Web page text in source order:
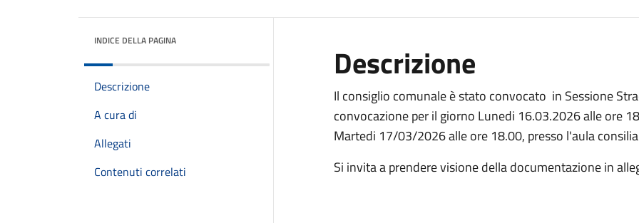
INDICE DELLA PAGINA
Descrizione
A cura di
Allegati
Contenuti correlati
Descrizione
Il consiglio comunale è stato convocato in Sessione
convocazione per il giorno Lunedi 16.03.2026 alle ore
Martedi 17/03/2026 alle ore 18.00, presso l'aula
Si invita a prendere visione della documentazione in